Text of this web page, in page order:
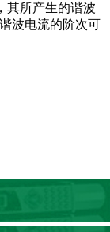
所产生的谐波
波电流的阶次可